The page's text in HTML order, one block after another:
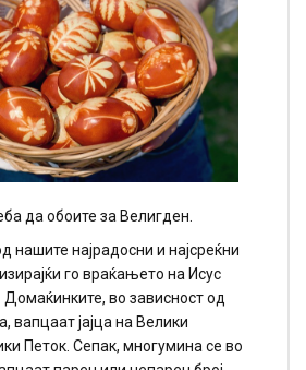
да обоите за Велигден.
нашите најрадосни и најсреќни
го враќањето на Исус
во зависност од
вапцаат јајца на Велики
Петок. Сепак, многумина се во